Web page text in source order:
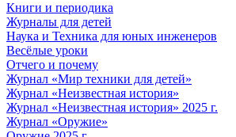
Книги и периодика
Журналы для детей
Наука и Техника для юных инженеров
Весёлые уроки
Отчего и почему
Журнал «Мир техники для детей»
Журнал «Неизвестная история»
Журнал «Неизвестная история» 2025 г.
Журнал «Оружие»